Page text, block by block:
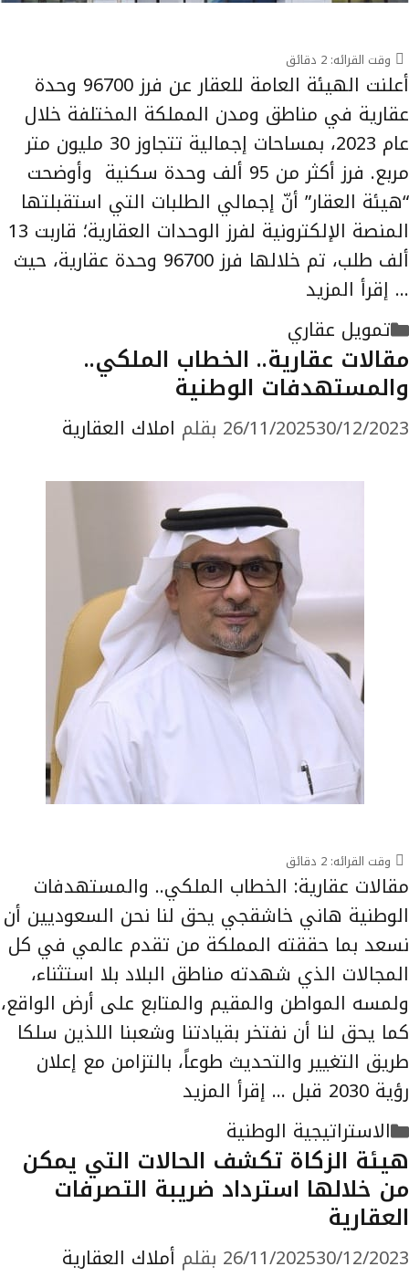
وقت القرائه: 2 دقائق
أعلنت الهيئة العامة للعقار عن فرز 96700 وحدة
عقارية في مناطق ومدن المملكة المختلفة خلال
عام 2023، بمساحات إجمالية تتجاوز 30 مليون متر
مربع. فرز أكثر من 95 ألف وحدة سكنية وأوضحت
“هيئة العقار” أنّ إجمالي الطلبات التي استقبلتها
المنصة الإلكترونية لفرز الوحدات العقارية؛ قاربت 13
ألف طلب، تم خلالها فرز 96700 وحدة عقارية، حيث
… إقرأ المزيد
التصنيفات
تمويل عقاري
مقالات عقارية.. الخطاب الملكي..
والمستهدفات الوطنية
26/11/202530/12/2023 بقلم املاك العقارية
وقت القرائه: 2 دقائق
مقالات عقارية: الخطاب الملكي.. والمستهدفات
الوطنية هاني خاشقجي يحق لنا نحن السعوديين أن
نسعد بما حققته المملكة من تقدم عالمي في كل
المجالات الذي شهدته مناطق البلاد بلا استثناء،
ولمسه المواطن والمقيم والمتابع على أرض الواقع،
كما يحق لنا أن نفتخر بقيادتنا وشعبنا اللذين سلكا
طريق التغيير والتحديث طوعاً، بالتزامن مع إعلان
رؤية 2030 قبل …
إقرأ المزيد
التصنيفات
الاستراتيجية الوطنية
هيئة الزكاة تكشف الحالات التي يمكن
من خلالها استرداد ضريبة التصرفات
العقارية
26/11/202530/12/2023 بقلم أملاك العقارية